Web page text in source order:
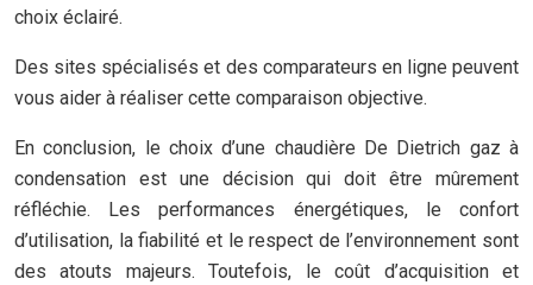
choix éclairé.
Des sites spécialisés et des comparateurs en ligne peuvent
vous aider à réaliser cette comparaison objective.
En conclusion, le choix d’une chaudière De Dietrich gaz à
condensation est une décision qui doit être mûrement
réfléchie. Les performances énergétiques, le confort
d’utilisation, la fiabilité et le respect de l’environnement sont
des atouts majeurs. Toutefois, le coût d’acquisition et